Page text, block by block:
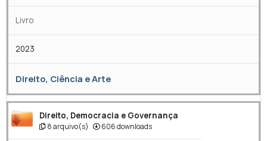
Livro
2023
Direito, Ciência e Arte
Direito, Democracia e Governança
8 arquivo(s) 606 downloads